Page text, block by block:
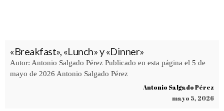
«Breakfast», «Lunch» y «Dinner»
Autor: Antonio Salgado Pérez Publicado en esta página el 5 de
mayo de 2026 Antonio Salgado Pérez
Antonio Salgado Pérez
mayo 5, 2026